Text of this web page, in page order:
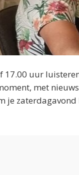
uur
met
je